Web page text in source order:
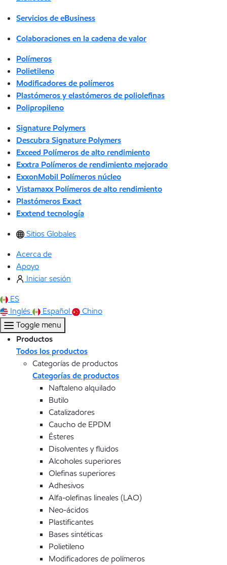
Servicios de eBusiness
Colaboraciones en la cadena de valor
Polímeros
Polietileno
Modificadores de polímeros
Plastómeros y elastómeros de poliolefinas
Polipropileno
Signature Polymers
Descubra Signature Polymers
Exceed Polímeros de alto rendimiento
Exxtra Polímeros de rendimiento mejorado
ExxonMobil Polímeros núcleo
Vistamaxx Polímeros de alto rendimiento
Plastómeros Exact
Exxtend tecnología
Sitios Globales
Acerca de
Apoyo
Iniciar sesión
ES
Inglés
Español
Chino
Toggle menu
Productos
Todos los productos
Categorías de productos
Categorías de productos
Naftaleno alquilado
Butilo
Catalizadores
Caucho de EPDM
Ésteres
Disolventes y fluidos
Alcoholes superiores
Olefinas superiores
Adhesivos
Alfa-olefinas lineales (LAO)
Neo-ácidos
Plastificantes
Bases sintéticas
Polietileno
Modificadores de polímeros